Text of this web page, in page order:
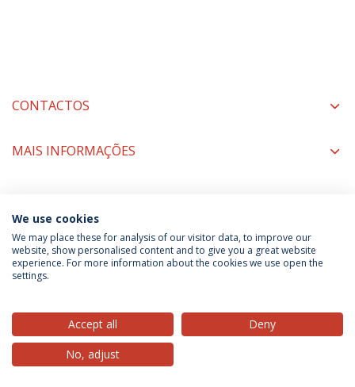
CONTACTOS
MAIS INFORMAÇÕES
COORDENAÇÃO
Política de Privacidade
Termos & Condições
© 2026 Universidade Católica Portuguesa
We use cookies
We may place these for analysis of our visitor data, to improve our
website, show personalised content and to give you a great website
experience. For more information about the cookies we use open the
settings.
Accept all
Deny
No, adjust